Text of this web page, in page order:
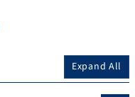
Expand All